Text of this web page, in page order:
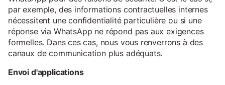
par exemple, des informations contractuelles internes
nécessitent une confidentialité particulière ou si une
réponse via WhatsApp ne répond pas aux exigences
formelles. Dans ces cas, nous vous renverrons à des
canaux de communication plus adéquats.
Envoi d'applications